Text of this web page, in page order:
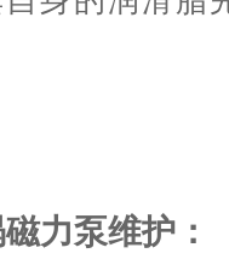
力泵维护：